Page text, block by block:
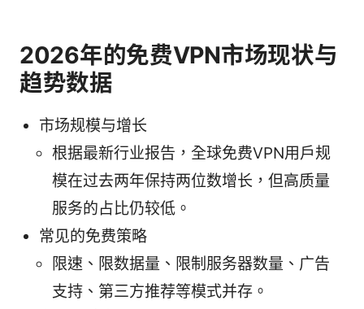
2026年的免费VPN市场现状与
趋势数据
市场规模与增长
根据最新行业报告，全球免费VPN用户规
模在过去两年保持两位数增长，但高质量
服务的占比仍较低。
常见的免费策略
限速、限数据量、限制服务器数量、广告
支持、第三方推荐等模式并存。